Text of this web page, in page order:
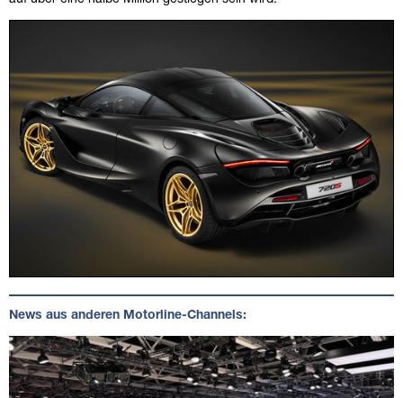
News aus anderen Motorline-Channels: